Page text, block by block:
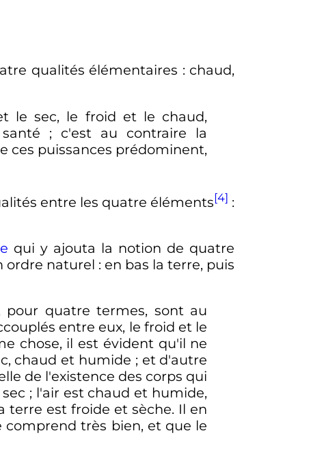
qualités élémentaires : chaud,
le sec, le froid et le chaud,
; c'est au contraire la
ces puissances prédominent,
entre les quatre éléments[4] :
qui y ajouta la notion de quatre
ordre naturel : en bas la terre, puis
pour quatre termes, sont au
entre eux, le froid et le
chose, il est évident qu'il ne
chaud et humide ; et d'autre
de l'existence des corps qui
; l'air est chaud et humide,
terre est froide et sèche. Il en
très bien, et que le